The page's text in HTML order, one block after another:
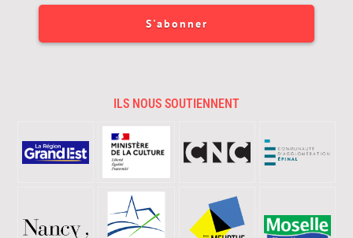
ILS NOUS SOUTIENNENT